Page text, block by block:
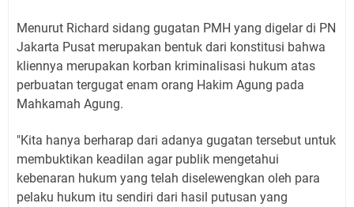
Menurut Richard sidang gugatan PMH yang digelar di PN
Jakarta Pusat merupakan bentuk dari konstitusi bahwa
kliennya merupakan korban kriminalisasi hukum atas
perbuatan tergugat enam orang Hakim Agung pada
Mahkamah Agung.
"Kita hanya berharap dari adanya gugatan tersebut untuk
membuktikan keadilan agar publik mengetahui
kebenaran hukum yang telah diselewengkan oleh para
pelaku hukum itu sendiri dari hasil putusan yang